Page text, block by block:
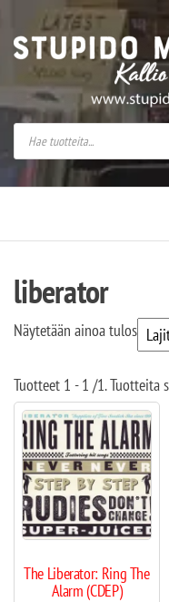
Stupido Market
liberator
Näytetään ainoa tulos
Tuotteet 1 - 1 /1. Tuotteita
The Liberator: Ring The
Alarm (CDEP)